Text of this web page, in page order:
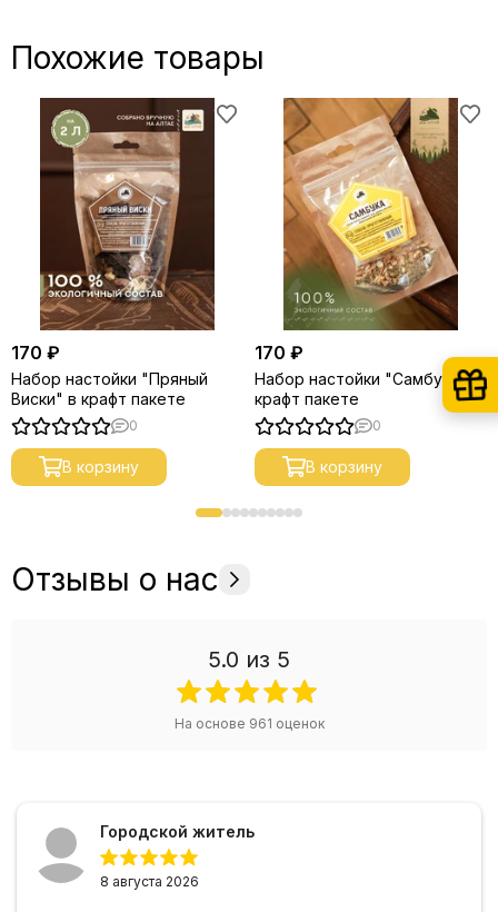
Похожие товары
170 ₽
Набор настойки "Пряный
Виски" в крафт пакете
0
В корзину
170 ₽
Набор настойки "Самбука" в
крафт пакете
0
В корзину
Отзывы о нас
5.0 из 5
На основе 961 оценок
Городской житель
8 августа 2026